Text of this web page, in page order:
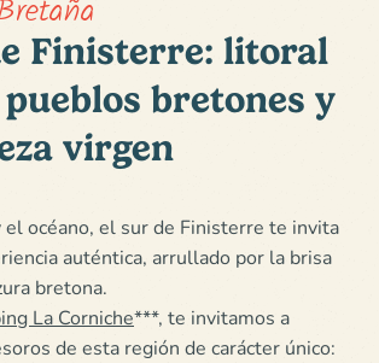
Finisterre: litoral
bretones y
virgen
océano, el sur de Finisterre te invita
auténtica, arrullado por la brisa
bretona.
La Corniche***, te invitamos a
de esta región de carácter único: